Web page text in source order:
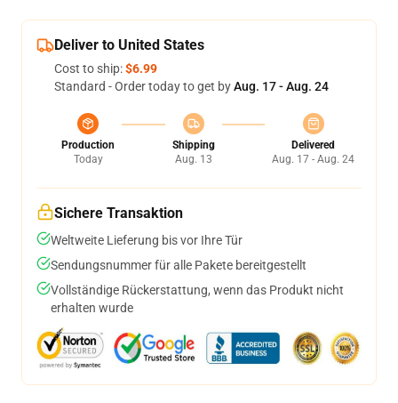
Deliver to United States
Cost to ship:$6.99
Standard - Order today to get byAug. 17 - Aug. 24
Production
Today
Shipping
Aug. 13
Delivered
Aug. 17 - Aug. 24
Sichere Transaktion
Weltweite Lieferung bis vor Ihre Tür
Sendungsnummer für alle Pakete bereitgestellt
Vollständige Rückerstattung, wenn das Produkt nicht
erhalten wurde